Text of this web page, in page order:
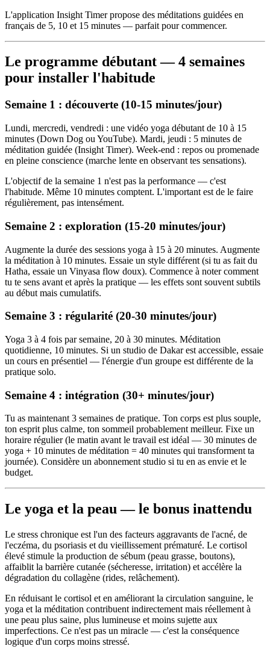
L'application Insight Timer propose des méditations guidées en
français de 5, 10 et 15 minutes — parfait pour commencer.
Le programme débutant — 4 semaines
pour installer l'habitude
Semaine 1 : découverte (10-15 minutes/jour)
Lundi, mercredi, vendredi : une vidéo yoga débutant de 10 à 15
minutes (Down Dog ou YouTube). Mardi, jeudi : 5 minutes de
méditation guidée (Insight Timer). Week-end : repos ou promenade
en pleine conscience (marche lente en observant tes sensations).
L'objectif de la semaine 1 n'est pas la performance — c'est
l'habitude. Même 10 minutes comptent. L'important est de le faire
régulièrement, pas intensément.
Semaine 2 : exploration (15-20 minutes/jour)
Augmente la durée des sessions yoga à 15 à 20 minutes. Augmente
la méditation à 10 minutes. Essaie un style différent (si tu as fait du
Hatha, essaie un Vinyasa flow doux). Commence à noter comment
tu te sens avant et après la pratique — les effets sont souvent subtils
au début mais cumulatifs.
Semaine 3 : régularité (20-30 minutes/jour)
Yoga 3 à 4 fois par semaine, 20 à 30 minutes. Méditation
quotidienne, 10 minutes. Si un studio de Dakar est accessible, essaie
un cours en présentiel — l'énergie d'un groupe est différente de la
pratique solo.
Semaine 4 : intégration (30+ minutes/jour)
Tu as maintenant 3 semaines de pratique. Ton corps est plus souple,
ton esprit plus calme, ton sommeil probablement meilleur. Fixe un
horaire régulier (le matin avant le travail est idéal — 30 minutes de
yoga + 10 minutes de méditation = 40 minutes qui transforment ta
journée). Considère un abonnement studio si tu en as envie et le
budget.
Le yoga et la peau — le bonus inattendu
Le stress chronique est l'un des facteurs aggravants de l'acné, de
l'eczéma, du psoriasis et du vieillissement prématuré. Le cortisol
élevé stimule la production de sébum (peau grasse, boutons),
affaiblit la barrière cutanée (sécheresse, irritation) et accélère la
dégradation du collagène (rides, relâchement).
En réduisant le cortisol et en améliorant la circulation sanguine, le
yoga et la méditation contribuent indirectement mais réellement à
une peau plus saine, plus lumineuse et moins sujette aux
imperfections. Ce n'est pas un miracle — c'est la conséquence
logique d'un corps moins stressé.